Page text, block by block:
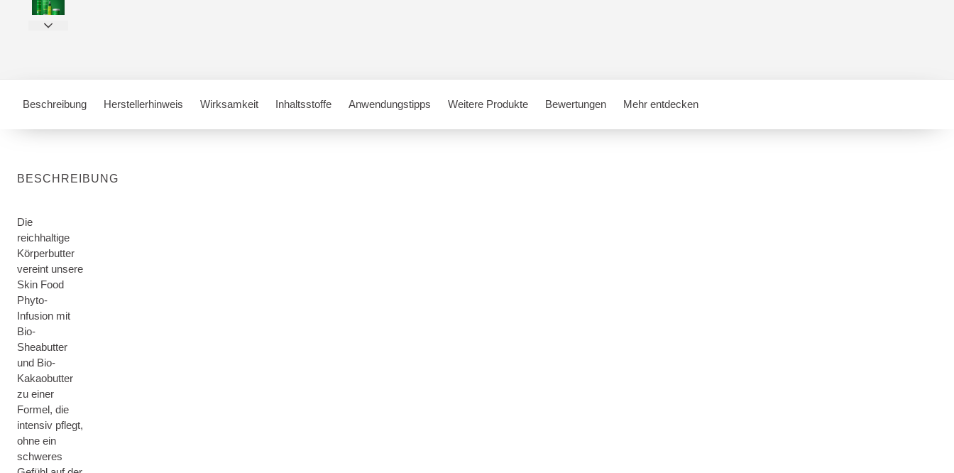
Beschreibung Herstellerhinweis Wirksamkeit Inhaltsstoffe Anwendungstipps Weitere Produkte Bewertungen Mehr entdecken
BESCHREIBUNG
Die
reichhaltige
Körperbutter
vereint unsere
Skin Food
Phyto-
Infusion mit
Bio-
Sheabutter
und Bio-
Kakaobutter
zu einer
Formel, die
intensiv pflegt,
ohne ein
schweres